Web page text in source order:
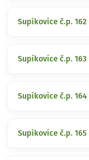
Supíkovice č.p. 162
Supíkovice č.p. 163
Supíkovice č.p. 164
Supíkovice č.p. 165